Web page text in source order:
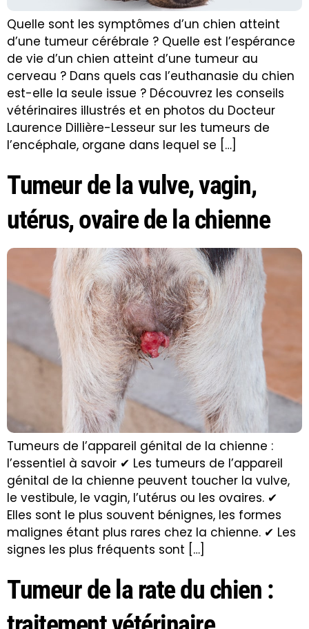
Quelle sont les symptômes d’un chien atteint
d’une tumeur cérébrale ? Quelle est l’espérance
de vie d’un chien atteint d’une tumeur au
cerveau ? Dans quels cas l’euthanasie du chien
est-elle la seule issue ? Découvrez les conseils
vétérinaires illustrés et en photos du Docteur
Laurence Dillière-Lesseur sur les tumeurs de
l’encéphale, organe dans lequel se […]
Tumeur de la vulve, vagin,
utérus, ovaire de la chienne
Tumeurs de l’appareil génital de la chienne :
l’essentiel à savoir ✔ Les tumeurs de l’appareil
génital de la chienne peuvent toucher la vulve,
le vestibule, le vagin, l’utérus ou les ovaires. ✔
Elles sont le plus souvent bénignes, les formes
malignes étant plus rares chez la chienne. ✔ Les
signes les plus fréquents sont […]
Tumeur de la rate du chien :